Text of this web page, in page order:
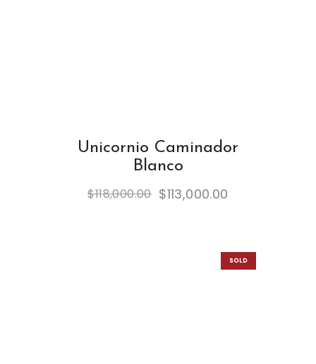
Unicornio Caminador
Blanco
$118,000.00 $113,000.00
SOLD